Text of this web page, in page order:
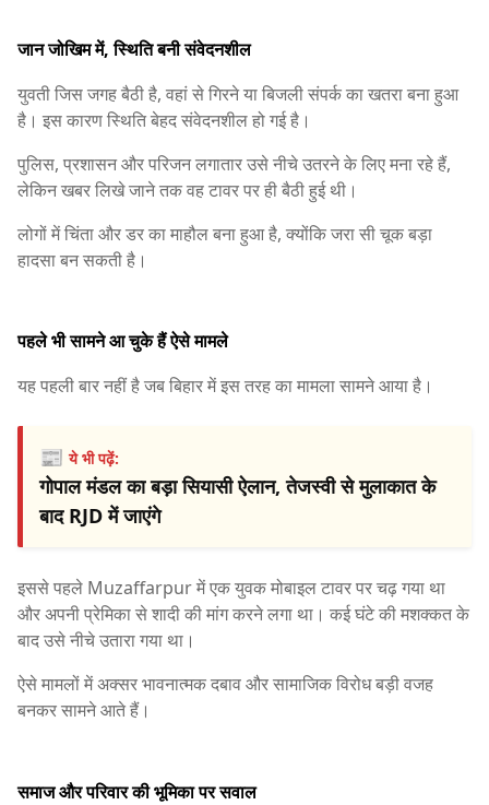
जान जोखिम में, स्थिति बनी संवेदनशील
युवती जिस जगह बैठी है, वहां से गिरने या बिजली संपर्क का खतरा बना हुआ
है। इस कारण स्थिति बेहद संवेदनशील हो गई है।
पुलिस, प्रशासन और परिजन लगातार उसे नीचे उतरने के लिए मना रहे हैं,
लेकिन खबर लिखे जाने तक वह टावर पर ही बैठी हुई थी।
लोगों में चिंता और डर का माहौल बना हुआ है, क्योंकि जरा सी चूक बड़ा
हादसा बन सकती है।
पहले भी सामने आ चुके हैं ऐसे मामले
यह पहली बार नहीं है जब बिहार में इस तरह का मामला सामने आया है।
📰ये भी पढ़ें:
गोपाल मंडल का बड़ा सियासी ऐलान, तेजस्वी से मुलाकात के
बाद RJD में जाएंगे
इससे पहले Muzaffarpurमें एक युवक मोबाइल टावर पर चढ़ गया था
और अपनी प्रेमिका से शादी की मांग करने लगा था। कई घंटे की मशक्कत के
बाद उसे नीचे उतारा गया था।
ऐसे मामलों में अक्सर भावनात्मक दबाव और सामाजिक विरोध बड़ी वजह
बनकर सामने आते हैं।
समाज और परिवार की भूमिका पर सवाल